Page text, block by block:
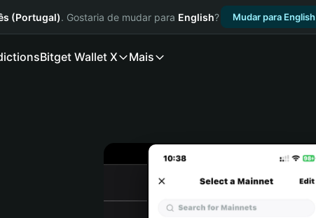
(Portugal). Gostaria de mudar para English? Mudar para English
Bitget Wallet X Mais